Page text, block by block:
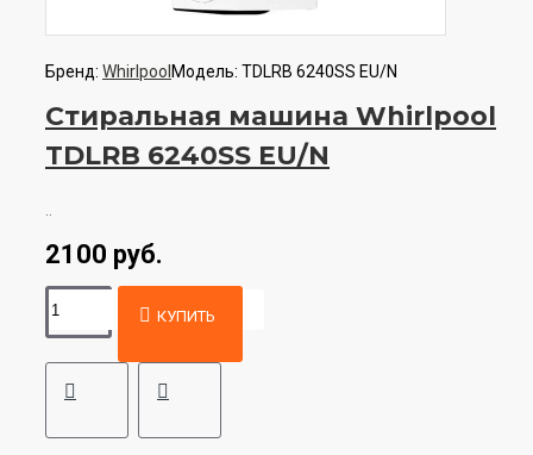
Бренд: Whirlpool Модель: TDLRB 6240SS EU/N
Стиральная машина Whirlpool
TDLRB 6240SS EU/N
2100 руб.
КУПИТЬ